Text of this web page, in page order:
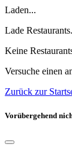
Laden...
Lade
Keine
Versuche einen
Zurück zur
Vorübergehend